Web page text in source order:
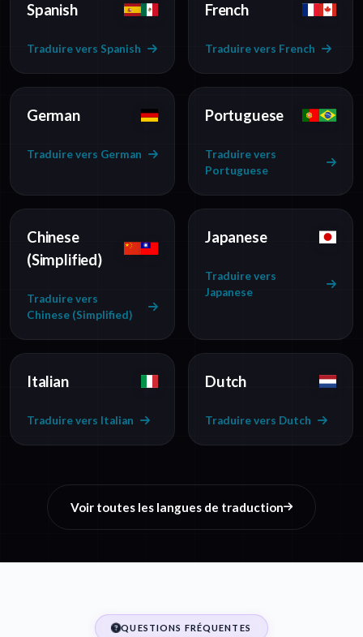
Spanish
Traduire vers Spanish
French
Traduire vers French
German
Traduire vers German
Portuguese
Traduire vers
Portuguese
Chinese
(Simplified)
Traduire vers
Chinese (Simplified)
Japanese
Traduire vers
Japanese
Italian
Traduire vers Italian
Dutch
Traduire vers Dutch
Voir toutes les langues de traduction
QUESTIONS FRÉQUENTES